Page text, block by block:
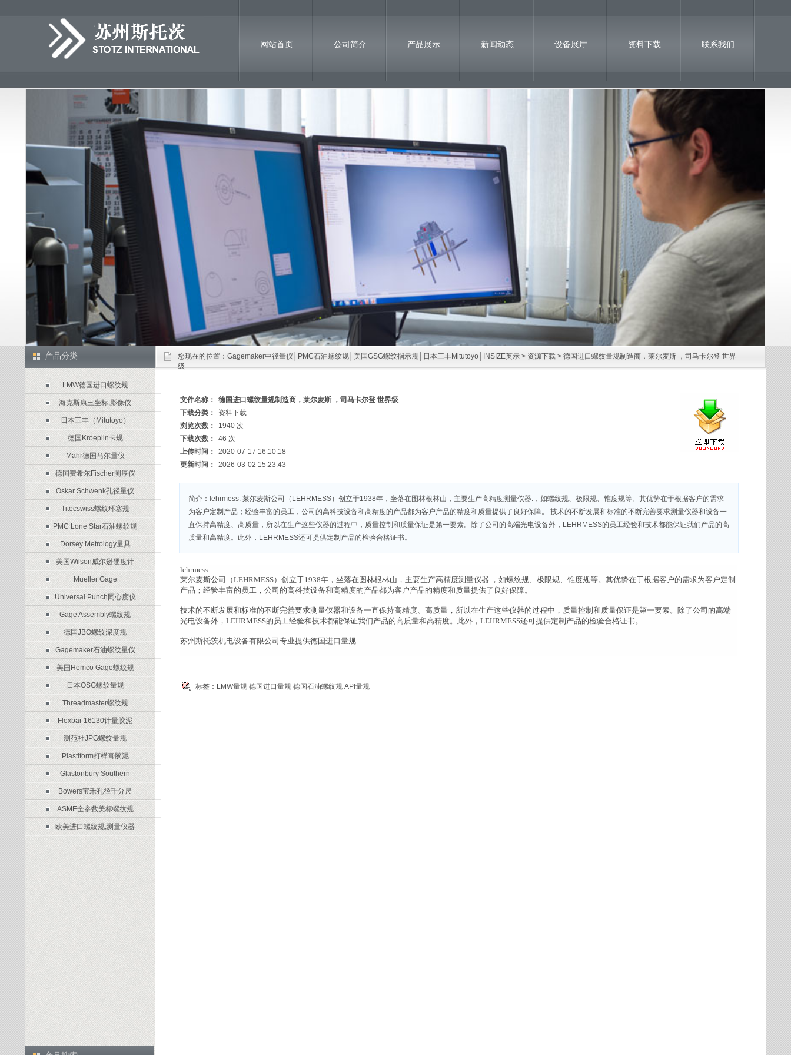
网站首页 公司简介 产品展示 新闻动态 设备展厅 资料下载 联系我们
诚聘英才
产品分类
LMW德国进口螺纹规
海克斯康三坐标,影像仪
日本三丰（Mitutoyo）
德国Kroeplin卡规
Mahr德国马尔量仪
德国费希尔Fischer测厚仪
Oskar Schwenk孔径量仪
Titecswiss螺纹环塞规
PMC Lone Star石油螺纹规
Dorsey Metrology量具
美国Wilson威尔逊硬度计
Mueller Gage
Universal Punch同心度仪
Gage Assembly螺纹规
德国JBO螺纹深度规
Gagemaker石油螺纹量仪
美国Hemco Gage螺纹规
日本OSG螺纹量规
Threadmaster螺纹规
Flexbar 16130计量胶泥
测范社JPG螺纹量规
Plastiform打样膏胶泥
Glastonbury Southern
Bowers宝禾孔径千分尺
ASME全参数美标螺纹规
欧美进口螺纹规,测量仪器
您现在的位置： Gagemaker中径量仪│PMC石油螺纹规│美国GSG螺纹指示规│日本三丰Mitutoyo│INSIZE英示 > 资源下载 > 德国进口螺纹量规制造商，莱尔麦斯 ，司马卡尔登 世界
级
文件名称：
德国进口螺纹量规制造商，莱尔麦斯 ，司马卡尔登 世界级
下载分类：
资料下载
浏览次数：
1940 次
下载次数：
46 次
上传时间：
2020-07-17 16:10:18
更新时间：
2026-03-02 15:23:43
简介：lehrmess. 莱尔麦斯公司（LEHRMESS）创立于1938年，坐落在图林根林山，主要生产高精度测量仪器.，如螺纹规、极限规、锥度规等。其优势在于根据客户的需求
为客户定制产品；经验丰富的员工，公司的高科技设备和高精度的产品都为客户产品的精度和质量提供了良好保障。 技术的不断发展和标准的不断完善要求测量仪器和设备一
直保持高精度、高质量，所以在生产这些仪器的过程中，质量控制和质量保证是第一要素。除了公司的高端光电设备外，LEHRMESS的员工经验和技术都能保证我们产品的高
质量和高精度。此外，LEHRMESS还可提供定制产品的检验合格证书。
lehrmess.
莱尔麦斯公司（LEHRMESS）创立于1938年，坐落在图林根林山，主要生产高精度测量仪器.，如螺纹规、极限规、锥度规等。其优势在于根据客户的需求为客户定制
产品；经验丰富的员工，公司的高科技设备和高精度的产品都为客户产品的精度和质量提供了良好保障。
技术的不断发展和标准的不断完善要求测量仪器和设备一直保持高精度、高质量，所以在生产这些仪器的过程中，质量控制和质量保证是第一要素。除了公司的高端
光电设备外，LEHRMESS的员工经验和技术都能保证我们产品的高质量和高精度。此外，LEHRMESS还可提供定制产品的检验合格证书。
苏州斯托茨机电设备有限公司专业提供德国进口量规
标签： LMW量规 德国进口量规 德国石油螺纹规 API量规